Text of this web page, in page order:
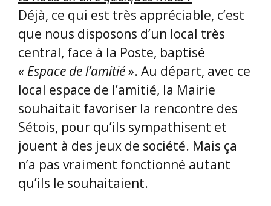
« Espace de l’amitié». Au départ, avec ce
local espace de l’amitié, la Mairie
souhaitait favoriser la rencontre des
Sétois, pour qu’ils sympathisent et
jouent à des jeux de société. Mais ça
n’a pas vraiment fonctionné autant
qu’ils le souhaitaient.
Pour nous, afin de trouver ce nouveau
lectorat indispensable à la
pérennisation de la bibliothèque, j’ai